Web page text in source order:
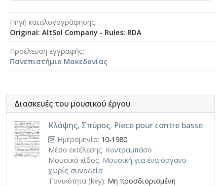
Στη δεύτερη ενότητα οι ενιαίες μελωδικές γραμμές
έρχονται σε αντίθεση με ρυθμικές και συγκοπτόμενες
φράσεις, που σταδιακά οδηγούν σε μια σύνθεση
αυτών των δύο στοιχείων στην ψηλότερη περιοχή του
οργάνου. Η τελευταία ενότητα έχει στοιχεία
Πηγή καταλογογράφησης
Original: AltSol Company - Rules: RDA
Προέλευση εγγραφής
Πανεπιστήμιο Μακεδονίας
Διασκευές του μουσικού έργου
Κλάψης, Σπύρος. Piece pour contre basse
Ημερομηνία: 10-1980
Μέσο εκτέλεσης: Κοντραμπάσο
Μουσικό είδος: Μουσική για ένα όργανο
χωρίς συνοδεία
Τονικότητα (key): Μη προσδιορισμένη